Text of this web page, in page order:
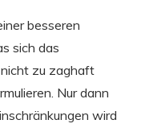
besseren
sich das
zu zaghaft
Nur dann
wird